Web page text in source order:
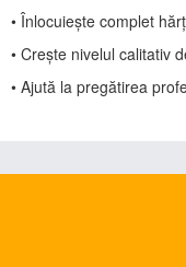
• Înlocuiește complet
• Crește nivelul calitativ
• Ajută la pregătirea